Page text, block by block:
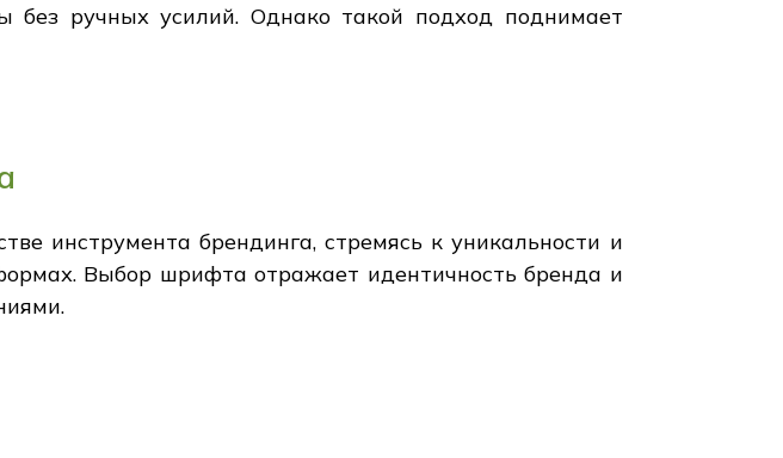
без ручных усилий. Однако такой подход поднимает
инструмента брендинга, стремясь к уникальности и
Выбор шрифта отражает идентичность бренда и